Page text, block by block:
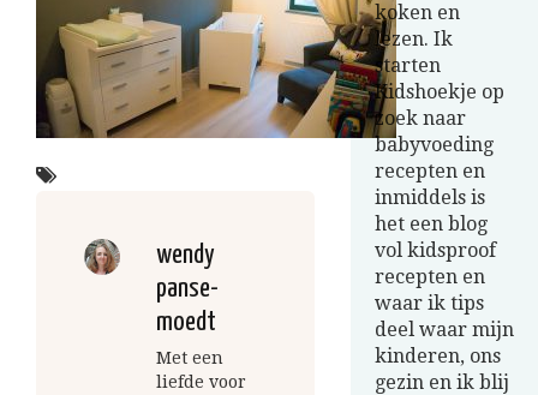
wendy
panse-
moedt
Met een
liefde voor
koken en
lezen. Ik
starten
Kidshoekje op
zoek naar
babyvoeding
recepten en
inmiddels is
het een blog
vol kidsproof
recepten en
waar ik tips
deel waar mijn
kinderen, ons
gezin en ik blij